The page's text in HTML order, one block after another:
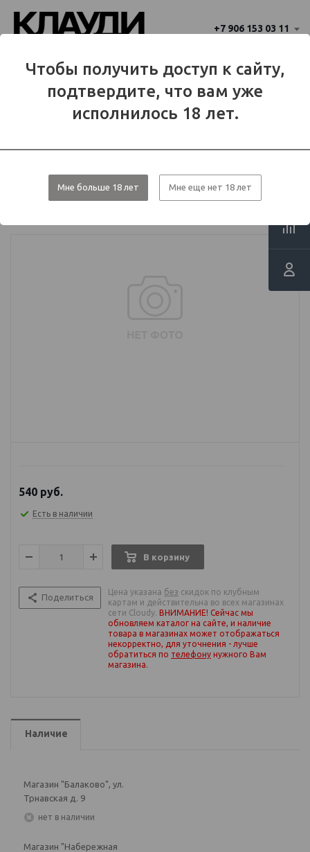
Чтобы получить доступ к сайту,
подтвердите, что вам уже
исполнилось 18 лет.
Мне больше 18 лет Мне еще нет 18 лет
+7 906 153 03 11
Балаково?
Да Нет
Балаково
Ароматизатор BAD - Cereal Trip с
540 руб.
Есть в наличии
В корзину
Поделиться
Цена указана без скидок по клубным
картам и действительна во всех магазинах
сети Cloudy. ВНИМАНИЕ! Сейчас мы
обновляем каталог на сайте, и наличие
товара в магазинах может отображаться
некорректно, для уточнения - лучше
обратиться по телефону нужного Вам
магазина.
Наличие
Магазин "Балаково", ул.
Трнавская д. 9
Нет в наличии
Магазин "Набережная